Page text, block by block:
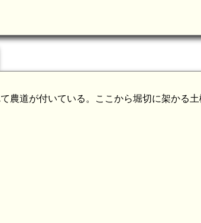
農道が付いている。ここから堀切に架かる